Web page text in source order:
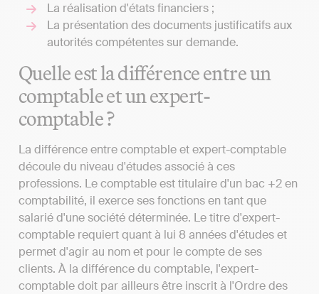
La réalisation d'états financiers ;
La présentation des documents justificatifs aux
autorités compétentes sur demande.
Quelle est la différence entre un
comptable et un expert-
comptable ?
La différence entre comptable et expert-comptable
découle du niveau d'études associé à ces
professions. Le comptable est titulaire d'un bac +2 en
comptabilité, il exerce ses fonctions en tant que
salarié d'une société déterminée. Le titre d'expert-
comptable requiert quant à lui 8 années d'études et
permet d'agir au nom et pour le compte de ses
clients. À la différence du comptable, l'expert-
comptable doit par ailleurs être inscrit à l'Ordre des